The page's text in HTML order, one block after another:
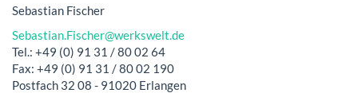
Sebastian Fischer
Sebastian.Fischer@werkswelt.de
Tel.: +49 (0) 91 31 / 80 02 64
Fax: +49 (0) 91 31 / 80 02 190
Postfach 32 08 - 91020 Erlangen